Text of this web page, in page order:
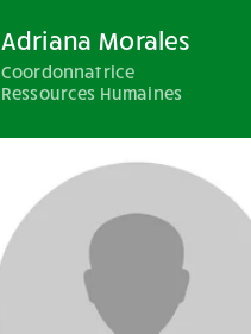
Adriana Morales
Coordonnatrice
Ressources Humaines